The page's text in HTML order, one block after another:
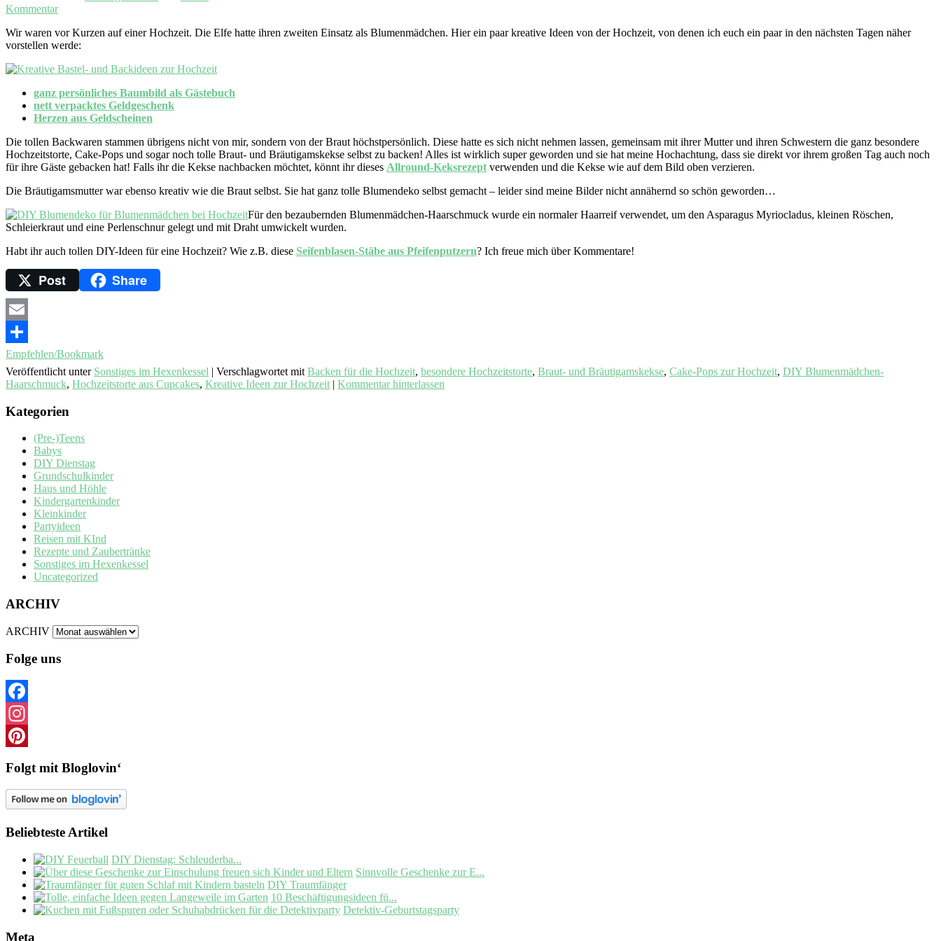
Kommentar
Wir waren vor Kurzen auf einer Hochzeit. Die Elfe hatte ihren zweiten Einsatz als Blumenmädchen. Hier ein paar kreative Ideen von der Hochzeit, von denen ich euch ein paar in den nächsten Tagen näher
vorstellen werde:
ganz persönliches Baumbild als Gästebuch
nett verpacktes Geldgeschenk
Herzen aus Geldscheinen
Die tollen Backwaren stammen übrigens nicht von mir, sondern von der Braut höchstpersönlich. Diese hatte es sich nicht nehmen lassen, gemeinsam mit ihrer Mutter und ihren Schwestern die ganz besondere
Hochzeitstorte, Cake-Pops und sogar noch tolle Braut- und Bräutigamskekse selbst zu backen! Alles ist wirklich super geworden und sie hat meine Hochachtung, dass sie direkt vor ihrem großen Tag auch noch
für ihre Gäste gebacken hat! Falls ihr die Kekse nachbacken möchtet, könnt ihr dieses Allround-Keksrezept verwenden und die Kekse wie auf dem Bild oben verzieren.
Die Bräutigamsmutter war ebenso kreativ wie die Braut selbst. Sie hat ganz tolle Blumendeko selbst gemacht – leider sind meine Bilder nicht annähernd so schön geworden…
Für den bezaubernden Blumenmädchen-Haarschmuck wurde ein normaler Haarreif verwendet, um den Asparagus Myriocladus, kleinen Röschen,
Schleierkraut und eine Perlenschnur gelegt und mit Draht umwickelt wurden.
Habt ihr auch tollen DIY-Ideen für eine Hochzeit? Wie z.B. diese Seifenblasen-Stäbe aus Pfeifenputzern? Ich freue mich über Kommentare!
Post Share
Email
Empfehlen/Bookmark
Veröffentlicht unter Sonstiges im Hexenkessel | Verschlagwortet mit Backen für die Hochzeit, besondere Hochzeitstorte, Braut- und Bräutigamskekse, Cake-Pops zur Hochzeit, DIY Blumenmädchen-
Haarschmuck, Hochzeitstorte aus Cupcakes, Kreative Ideen zur Hochzeit | Kommentar hinterlassen
Kategorien
(Pre-)Teens
Babys
DIY Dienstag
Grundschulkinder
Haus und Höhle
Kindergartenkinder
Kleinkinder
Partyideen
Reisen mit KInd
Rezepte und Zaubertränke
Sonstiges im Hexenkessel
Uncategorized
ARCHIV
ARCHIV
Folge uns
Facebook
Instagram
Folgt mit Bloglovin‘
Beliebteste Artikel
DIY Dienstag: Schleuderba...
Sinnvolle Geschenke zur E...
DIY Traumfänger
10 Beschäftigungsideen fü...
Detektiv-Geburtstagsparty
Meta